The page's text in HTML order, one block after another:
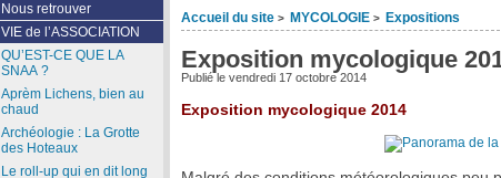
Accueil du site > MYCOLOGIE > Expositions
Exposition mycologique
Publié le vendredi 17 octobre 2014
Exposition mycologique 2014
Nous retrouver
VIE de l’ASSOCIATION
QU’EST-CE QUE LA
SNAA ?
Aprèm Lichens, bien au
chaud
Archéologie : La Grotte
des Hoteaux
Le roll-up qui en dit long